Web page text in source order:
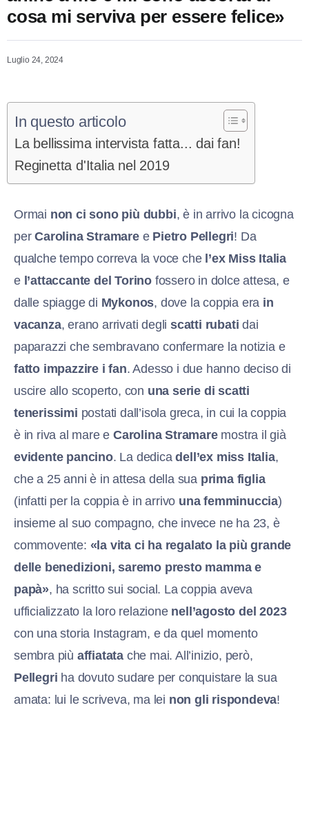
cosa mi serviva per essere felice»
Luglio 24, 2024
In questo articolo
La bellissima intervista fatta... dai fan!
Reginetta d'Italia nel 2019
Ormai non ci sono più dubbi, è in arrivo la cicogna
perCarolina Stramaree Pietro Pellegri! Da
qualche tempo correva la voce che l’ex Miss Italia
e l’attaccante del Torino fossero in dolce attesa, e
dalle spiagge di Mykonos, dove la coppia era in
vacanza, erano arrivati degliscatti rubati dai
paparazzi che sembravano confermare la notizia e
fatto impazzire i fan. Adesso i due hanno deciso di
uscire allo scoperto, con una serie di scatti
tenerissimi postati dall’isola greca, in cui la coppia
è in riva al mare eCarolina Stramaremostra il già
evidente pancino. La dedicadell’ex miss Italia,
che a 25 anni è in attesa della sua prima figlia
(infatti per la coppia è in arrivo una femminuccia)
insieme al suo compagno, che invece ne ha 23, è
commovente: «la vita ci ha regalato la più grande
delle benedizioni, saremo presto mamma e
papà», ha scritto sui social. La coppia aveva
ufficializzato la loro relazione nell’agosto del 2023
con una storia Instagram, e da quel momento
sembra più affiatata che mai. All’inizio, però,
Pellegri ha dovuto sudare per conquistare la sua
amata: lui le scriveva, ma lei non gli rispondeva!